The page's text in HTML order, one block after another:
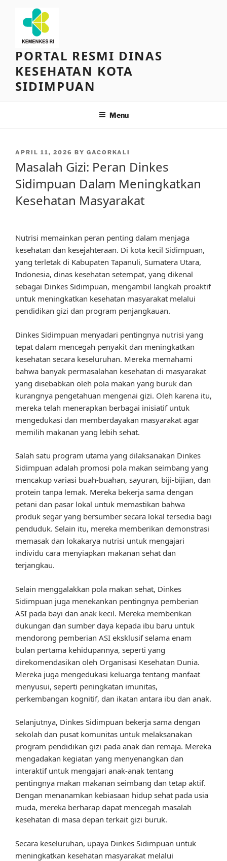
content
PORTAL RESMI DINAS
KESEHATAN KOTA
SIDIMPUAN
Menu
POSTED
APRIL 11, 2026 BY GACORKALI
Masalah Gizi: Peran Dinkes
Sidimpuan Dalam Meningkatkan
Kesehatan Masyarakat
Nutrisi memainkan peran penting dalam menjaga
kesehatan dan kesejahteraan. Di kota kecil Sidimpuan,
yang terletak di Kabupaten Tapanuli, Sumatera Utara,
Indonesia, dinas kesehatan setempat, yang dikenal
sebagai Dinkes Sidimpuan, mengambil langkah proaktif
untuk meningkatkan kesehatan masyarakat melalui
pendidikan gizi dan program penjangkauan.
Dinkes Sidimpuan menyadari pentingnya nutrisi yang
tepat dalam mencegah penyakit dan meningkatkan
kesehatan secara keseluruhan. Mereka memahami
bahwa banyak permasalahan kesehatan di masyarakat
yang disebabkan oleh pola makan yang buruk dan
kurangnya pengetahuan mengenai gizi. Oleh karena itu,
mereka telah menerapkan berbagai inisiatif untuk
mengedukasi dan memberdayakan masyarakat agar
memilih makanan yang lebih sehat.
Salah satu program utama yang dilaksanakan Dinkes
Sidimpuan adalah promosi pola makan seimbang yang
mencakup variasi buah-buahan, sayuran, biji-bijian, dan
protein tanpa lemak. Mereka bekerja sama dengan
petani dan pasar lokal untuk memastikan bahwa
produk segar yang bersumber secara lokal tersedia bagi
penduduk. Selain itu, mereka memberikan demonstrasi
memasak dan lokakarya nutrisi untuk mengajari
individu cara menyiapkan makanan sehat dan
terjangkau.
Selain menggalakkan pola makan sehat, Dinkes
Sidimpuan juga menekankan pentingnya pemberian
ASI pada bayi dan anak kecil. Mereka memberikan
dukungan dan sumber daya kepada ibu baru untuk
mendorong pemberian ASI eksklusif selama enam
bulan pertama kehidupannya, seperti yang
direkomendasikan oleh Organisasi Kesehatan Dunia.
Mereka juga mengedukasi keluarga tentang manfaat
menyusui, seperti peningkatan imunitas,
perkembangan kognitif, dan ikatan antara ibu dan anak.
Selanjutnya, Dinkes Sidimpuan bekerja sama dengan
sekolah dan pusat komunitas untuk melaksanakan
program pendidikan gizi pada anak dan remaja. Mereka
mengadakan kegiatan yang menyenangkan dan
interaktif untuk mengajari anak-anak tentang
pentingnya makan makanan seimbang dan tetap aktif.
Dengan menanamkan kebiasaan hidup sehat pada usia
muda, mereka berharap dapat mencegah masalah
kesehatan di masa depan terkait gizi buruk.
Secara keseluruhan, upaya Dinkes Sidimpuan untuk
meningkatkan kesehatan masyarakat melalui